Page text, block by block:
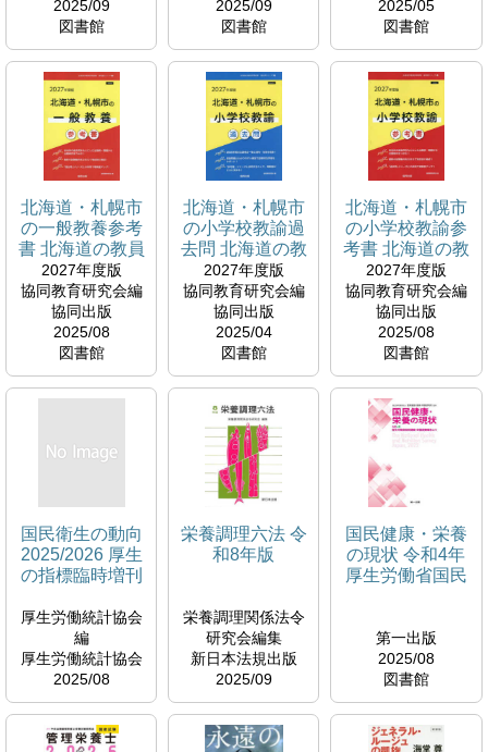
2025/09
図書館
就職・資格試験対
策コーナー
373.7
H
2025/09
図書館
就職・資格試験対
策コーナー
373.7
H
2025/05
図書館
就職・資格試験対
策コーナー
373.7
H
北海道・札幌市
の一般教養参考
書 北海道の教員
採用試験参考書
シリーズ
2027年度版
協同教育研究会編
協同出版
2025/08
図書館
就職・資格試験対
策コーナー
北海道・札幌市
の小学校教諭過
去問 北海道の教
員採用試験過去
問シリーズ
2027年度版
協同教育研究会編
協同出版
2025/04
図書館
就職・資格試験対
策コーナー
373.7
H
北海道・札幌市
の小学校教諭参
考書 北海道の教
員採用試験参考
書シリーズ
2027年度版
協同教育研究会編
協同出版
2025/08
図書館
就職・資格試験対
策コーナー
373.7
H
国民衛生の動向
2025/2026 厚生
の指標臨時増刊
厚生労働統計協会
編
厚生労働統計協会
2025/08
図書館
参考図書コーナー
498.02
栄養調理六法 令
和8年版
栄養調理関係法令
研究会編集
新日本法規出版
2025/09
図書館
参考図書コーナー
498.54
国民健康・栄養
の現状 令和4年
厚生労働省国民
第一出版
2025/08
図書館
書庫
498.55
K